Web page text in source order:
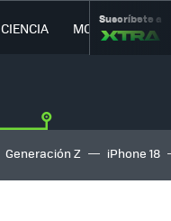
CIENCIA MOVILIDAD
Suscríbete a
Generación Z iPhone 18